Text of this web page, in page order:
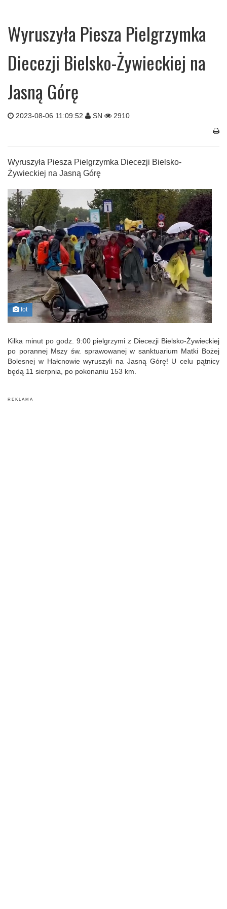
Wyruszyła Piesza Pielgrzymka
Diecezji Bielsko-Żywieckiej na
Jasną Górę
2023-08-06 11:09:52 SN 2910
Wyruszyła Piesza Pielgrzymka Diecezji Bielsko-
Żywieckiej na Jasną Górę
fot
Kilka minut po godz. 9:00 pielgrzymi z Diecezji Bielsko-Żywieckiej
po porannej Mszy św. sprawowanej w sanktuarium Matki Bożej
Bolesnej w Hałcnowie wyruszyli na Jasną Górę! U celu pątnicy
będą 11 sierpnia, po pokonaniu 153 km.
R E K L A M A